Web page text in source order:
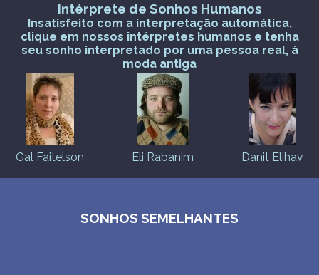
Intérprete de Sonhos Humanos
Insatisfeito com a interpretação automática,
clique em nossos intérpretes humanos e tenha
seu sonho interpretado por uma pessoa real, à
moda antiga
Gal Faitelson Eli Rabanim Danit Elihav
SONHOS SEMELHANTES